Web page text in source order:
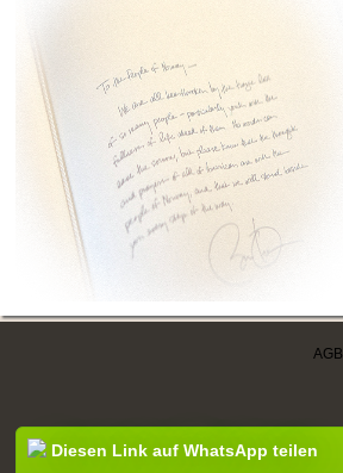
AGB
Diesen Link auf WhatsApp teilen